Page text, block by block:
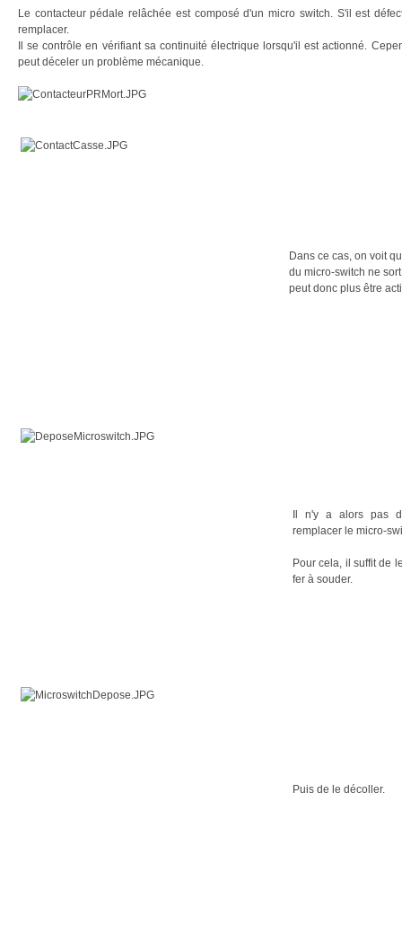
Le contacteur pédale relâchée est composé d'un micro switch. S'il est
remplacer.
Il se contrôle en vérifiant sa continuité électrique lorsqu'il est actionné.
peut déceler un problème mécanique.
Dans ce cas, on voit
du micro-switch ne
peut donc plus être
Il n'y a alors pas
remplacer le micro-
Pour cela, il suffit de
fer à souder.
Puis de le décoller.